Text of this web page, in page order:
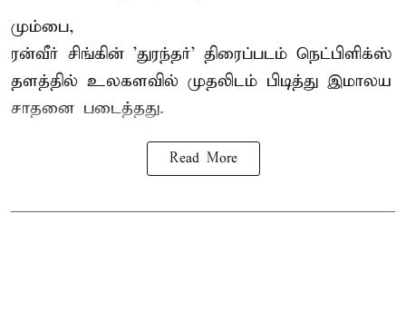
மும்பை,
ரன்வீர் சிங்கின் 'துரந்தர்' திரைப்படம் நெட்பிளிக்ஸ்
தளத்தில் உலகளவில் முதலிடம் பிடித்து இமாலய
சாதனை படைத்தது.
Read More